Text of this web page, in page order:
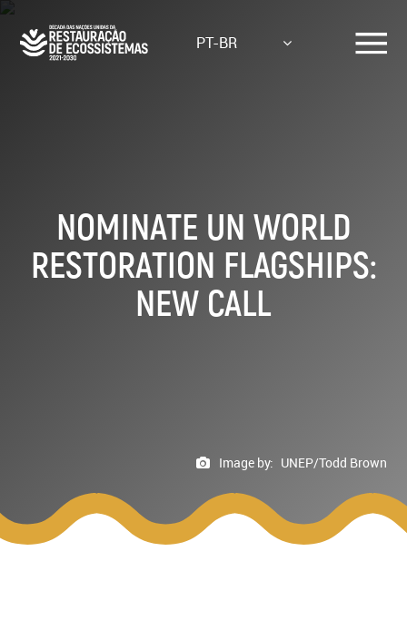
Skip
main
PT-BR
NOMINATE UN WORLD
RESTORATION FLAGSHIPS:
NEW CALL
Image by: UNEP/Todd Brown